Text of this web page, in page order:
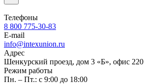
Телефоны
8 800 775-30-83
E-mail
info@intexunion.ru
Адрес
Шенкурский проезд, дом 3 «Б», офис 220
Режим работы
Пн. – Пт.: с 9:00 до 18:00